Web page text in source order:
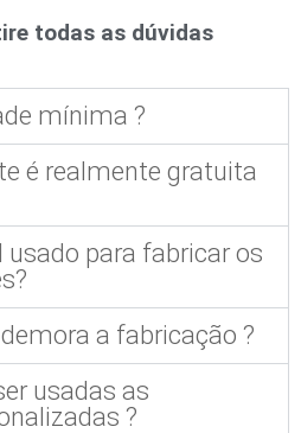
todas as dúvidas
mínima ?
é realmente gratuita
usado para fabricar os
a fabricação ?
usadas as
?